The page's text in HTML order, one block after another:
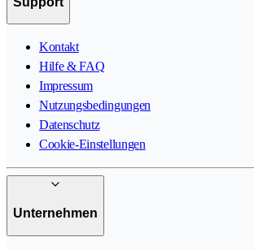
Kontakt
Hilfe & FAQ
Impressum
Nutzungsbedingungen
Datenschutz
Cookie-Einstellungen
Unternehmen